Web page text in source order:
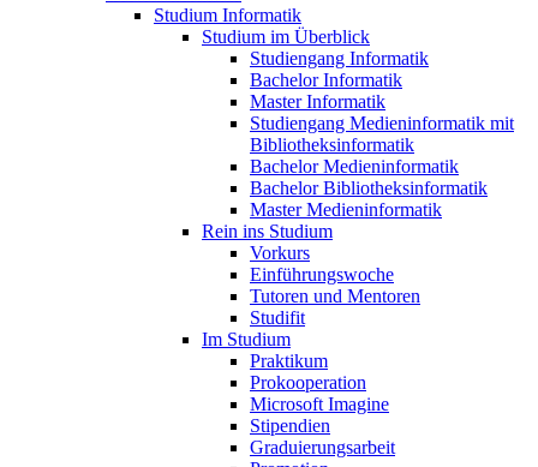
Studium Informatik
Studium im Überblick
Studiengang Informatik
Bachelor Informatik
Master Informatik
Studiengang Medieninformatik mit
Bibliotheksinformatik
Bachelor Medieninformatik
Bachelor Bibliotheksinformatik
Master Medieninformatik
Rein ins Studium
Vorkurs
Einführungswoche
Tutoren und Mentoren
Studifit
Im Studium
Praktikum
Prokooperation
Microsoft Imagine
Stipendien
Graduierungsarbeit